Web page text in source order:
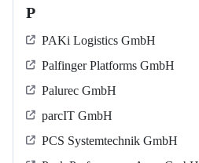
P
PAKi Logistics GmbH
Palfinger Platforms GmbH
Palurec GmbH
parcIT GmbH
PCS Systemtechnik GmbH